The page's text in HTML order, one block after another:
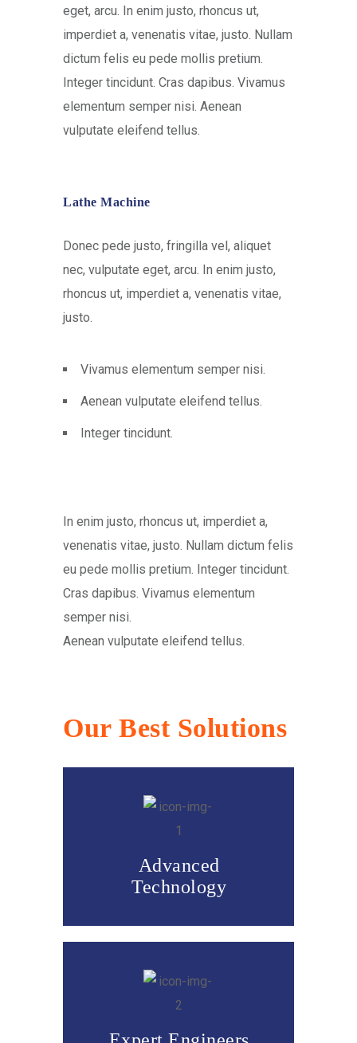
eget, arcu. In enim justo, rhoncus ut,
imperdiet a, venenatis vitae, justo. Nullam
dictum felis eu pede mollis pretium.
Integer tincidunt. Cras dapibus. Vivamus
elementum semper nisi. Aenean
vulputate eleifend tellus.
Lathe Machine
Donec pede justo, fringilla vel, aliquet
nec, vulputate eget, arcu. In enim justo,
rhoncus ut, imperdiet a, venenatis vitae,
justo.
Vivamus elementum semper nisi.
Aenean vulputate eleifend tellus.
Integer tincidunt.
In enim justo, rhoncus ut, imperdiet a,
venenatis vitae, justo. Nullam dictum felis
eu pede mollis pretium. Integer tincidunt.
Cras dapibus. Vivamus elementum
semper nisi.
Aenean vulputate eleifend tellus.
Our Best Solutions
Advanced
Technology